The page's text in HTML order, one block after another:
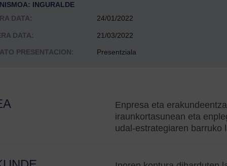
INGURALDE
DATA:
24/01/2022
DATA: 21/03/2022
PRESENTACION: Presentziala
Enpresa eta
iraunkortasunean eta
udal-estrategiaren barruko